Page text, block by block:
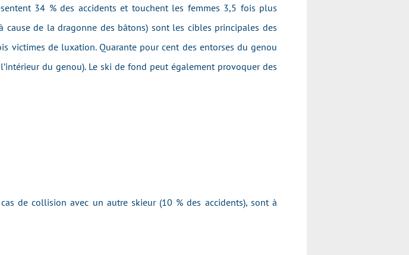
34 % des accidents et touchent les femmes 3,5 fois plus
de la dragonne des bâtons) sont les cibles principales des
victimes de luxation. Quarante pour cent des entorses du genou
du genou). Le ski de fond peut également provoquer des
de collision avec un autre skieur (10 % des accidents), sont à